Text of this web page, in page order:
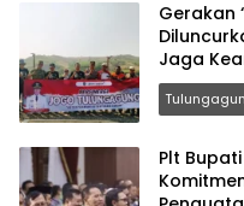
Gerakan
Jaga
Plt